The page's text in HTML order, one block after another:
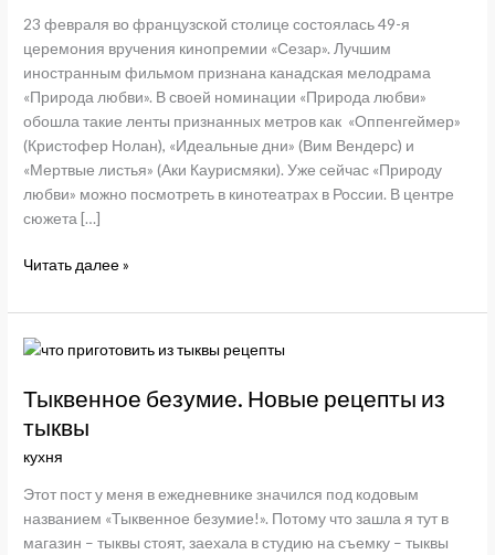
23 февраля во французской столице состоялась 49-я
церемония вручения кинопремии «Сезар». Лучшим
иностранным фильмом признана канадская мелодрама
«Природа любви». В своей номинации «Природа любви»
обошла такие ленты признанных метров как «Оппенгеймер»
(Кристофер Нолан), «Идеальные дни» (Вим Вендерс) и
«Мертвые листья» (Аки Каурисмяки). Уже сейчас «Природу
любви» можно посмотреть в кинотеатрах в России. В центре
сюжета […]
Фильм
любви»
получил
кинопремию
в
номинации
«Лучший
фильм»
Читать далее »
Тыквенное безумие. Новые рецепты из
тыквы
кухня
Этот пост у меня в ежедневнике значился под кодовым
названием «Тыквенное безумие!». Потому что зашла я тут в
магазин – тыквы стоят, заехала в студию на съемку – тыквы